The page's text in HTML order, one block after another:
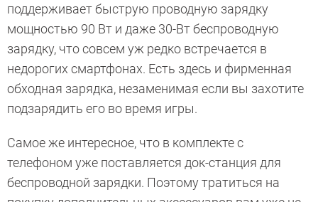
поддерживает быструю проводную зарядку
мощностью 90 Вт и даже 30-Вт беспроводную
зарядку, что совсем уж редко встречается в
недорогих смартфонах. Есть здесь и фирменная
обходная зарядка, незаменимая если вы захотите
подзарядить его во время игры.
Самое же интересное, что в комплекте с
телефоном уже поставляется док-станция для
беспроводной зарядки. Поэтому тратиться на